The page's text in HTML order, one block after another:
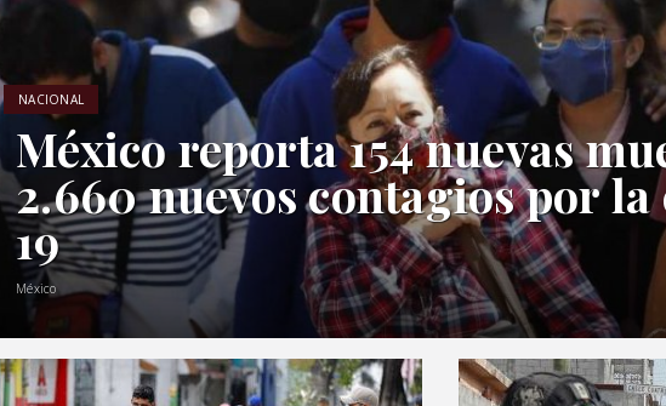
NACIONAL
México reporta 154 nuevas
2.660 nuevos contagios por
19
México